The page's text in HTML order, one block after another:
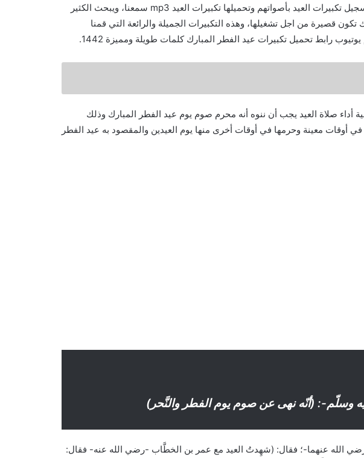
والكثير ممن تتميز أصواتهم بنغمة جميلة بتسجيل تكبيرات العيد بأصواتهم وتحميلها تكبيرات العيد mp3 سمعنا، ويبحث الكثير
قصيرة من اجل تشغيلها، وهذه التكبيرات الجميلة والرائعة التي قمنا
رابط تحميل تكبيرات عيد الفطر المبارك كلمات طويلة ومميزة 1442.
أداء صلاة العيد يجب أن ننوه أنه محرم صوم يوم عيد الفطر المبارك وذلك
أوقات معينة وحرمها في أوقات أخرى منها يوم العيدين والمقصود به عيد الفطر
وسلّم-: (أنّه نهى عن صوم يوم الفطر والنَّحر)
الله عنهما-؛ فقال: (شهِدتُ العيد مع عمر بن الخطَّاب -رضي الله عنه- فقال: